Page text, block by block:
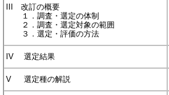
III 改訂の概要
１．調査・選定の体制
２．調査・選定対象の範囲
３．選定・評価の方法
IV 選定結果
V 選定種の解説